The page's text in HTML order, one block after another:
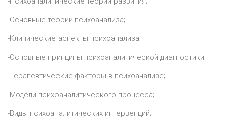
-Основные теории психоанализа;
-Клинические аспекты психоанализа;
-Основные принципы психоаналитической диагностики;
-Терапевтические факторы в психоанализе;
-Модели психоаналитического процесса;
-Виды психоаналитических интервенций;